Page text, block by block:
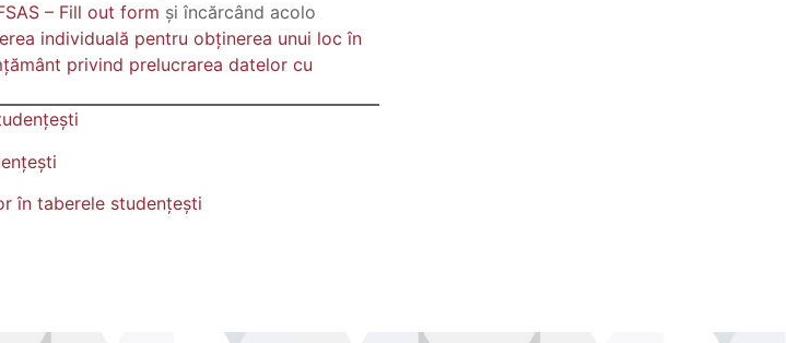
– Fill out form și încărcând acolo
individuală pentru obținerea unui loc în
privind prelucrarea datelor cu
în taberele studențești